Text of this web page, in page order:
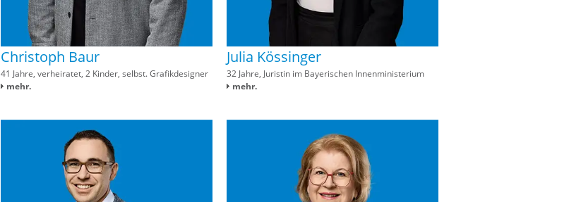
Christoph Baur
41 Jahre, verheiratet, 2 Kinder, selbst. Grafikdesigner
mehr.
Julia Kössinger
32 Jahre, Juristin im Bayerischen Innenministerium
mehr.